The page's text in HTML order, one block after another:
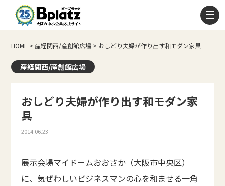
HOME > 産経関西/産創館広場 > おしどり夫婦が作り出す和モダン家具
産経関西/産創館広場
おしどり夫婦が作り出す和モダン家
具
2014.06.23
展示会場マイドームおおさか（大阪市中央区）
に、気ぜわしいビジネスマンの心を和ませる一角